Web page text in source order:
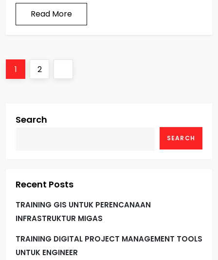
Read More
P
p
a
g
Page
1 Page
2
Search
SEARCH
Recent Posts
TRAINING GIS UNTUK PERENCANAAN
INFRASTRUKTUR MIGAS
TRAINING DIGITAL PROJECT MANAGEMENT TOOLS
UNTUK ENGINEER